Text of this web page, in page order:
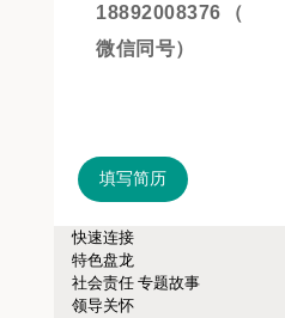
18892008376 （
微信同号）
填写简历
快速连接
特色盘龙
社会责任 专题故事
领导关怀